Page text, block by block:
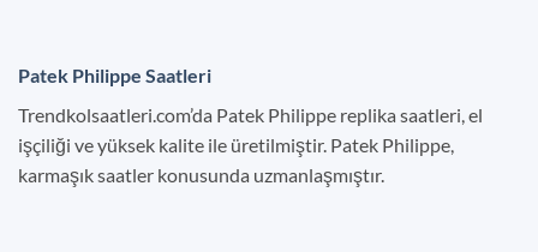
Patek Philippe Saatleri
Trendkolsaatleri.com’da Patek Philippe replika saatleri, el
işçiliği ve yüksek kalite ile üretilmiştir. Patek Philippe,
karmaşık saatler konusunda uzmanlaşmıştır.